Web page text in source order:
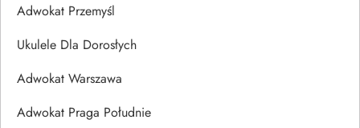
Adwokat Przemyśl
Ukulele Dla Dorosłych
Adwokat Warszawa
Adwokat Praga Południe